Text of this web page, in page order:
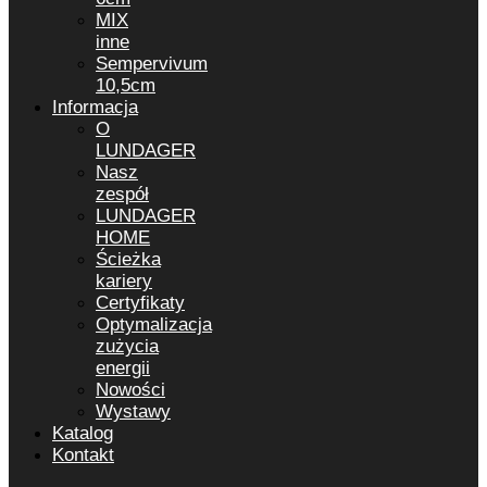
MIX
inne
Sempervivum
10,5cm
Informacja
O
LUNDAGER
Nasz
zespół
LUNDAGER
HOME
Ścieżka
kariery
Certyfikaty
Optymalizacja
zużycia
energii
Nowości
Wystawy
Katalog
Kontakt